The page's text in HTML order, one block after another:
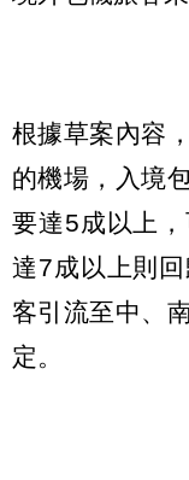
根據草案內容
的機場，入境
要達5成以上
達7成以上則
客引流至中、
定。